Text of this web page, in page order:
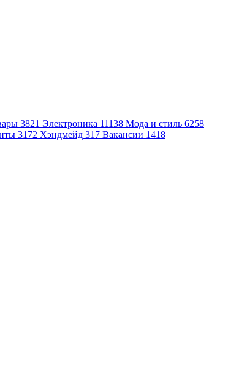
3821 Электроника 11138 Мода и стиль 6258
3172 Хэндмейд 317 Вакансии 1418